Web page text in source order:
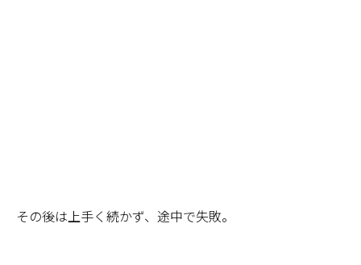
その後は上手く続かず、途中で失敗。